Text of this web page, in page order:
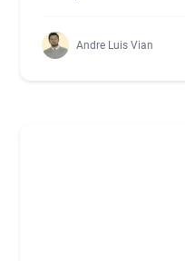
Andre Luis Vian